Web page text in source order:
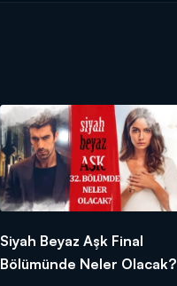
Siyah Beyaz Aşk Final
Bölümünde Neler Olacak?